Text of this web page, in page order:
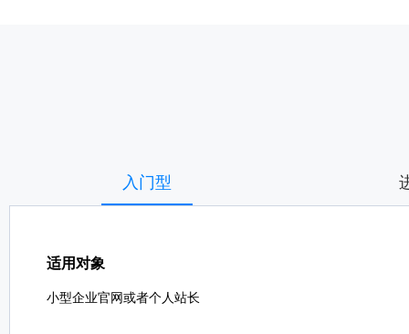
入门型
适用对象
小型企业官网或者个人站长